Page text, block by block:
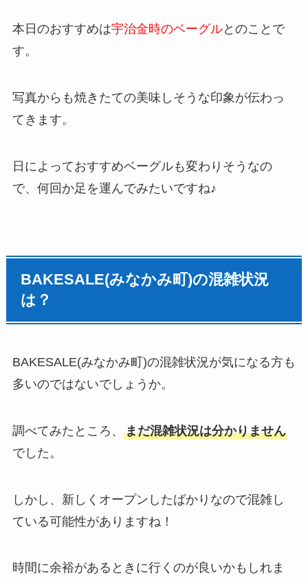
本日のおすすめは宇治金時のベーグルとのことで
す。
写真からも焼きたての美味しそうな印象が伝わっ
てきます。
日によっておすすめベーグルも変わりそうなの
で、何回か足を運んでみたいですね♪
BAKESALE(みなかみ町)の混雑状況
は？
BAKESALE(みなかみ町)の混雑状況が気になる方も
多いのではないでしょうか。
調べてみたところ、 まだ混雑状況は分かりません
でした。
しかし、新しくオープンしたばかりなので混雑し
ている可能性がありますね！
時間に余裕があるときに行くのが良いかもしれま